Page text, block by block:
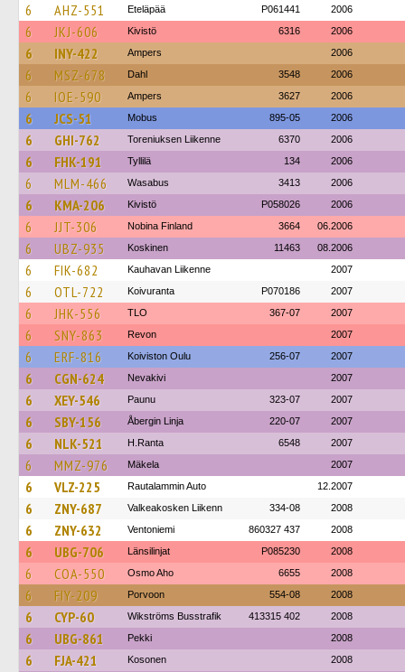
6 AHZ-551 Eteläpää P061441 2006
6 JKJ-606 Kivistö 6316 2006
6 INY-422 Ampers 2006
6 MSZ-678 Dahl 3548 2006
6 IOE-590 Ampers 3627 2006
6 JCS-51 Mobus 895-05 2006
6 GHI-762 Toreniuksen Liikenne 6370 2006
6 FHK-191 Tyllilä 134 2006
6 MLM-466 Wasabus 3413 2006
6 KMA-206 Kivistö P058026 2006
6 JJT-306 Nobina Finland 3664 06.2006
6 UBZ-935 Koskinen 11463 08.2006
6 FIK-682 Kauhavan Liikenne 2007
6 OTL-722 Koivuranta P070186 2007
6 JHK-556 TLO 367-07 2007
6 SNY-863 Revon 2007
6 ERF-816 Koiviston Oulu 256-07 2007
6 CGN-624 Nevakivi 2007
6 XEY-546 Paunu 323-07 2007
6 SBY-156 Åbergin Linja 220-07 2007
6 NLK-521 H.Ranta 6548 2007
6 MMZ-976 Mäkela 2007
6 VLZ-225 Rautalammin Auto 12.2007
6 ZNY-687 Valkeakosken Liikenn 334-08 2008
6 ZNY-632 Ventoniemi 860327 437 2008
6 UBG-706 Länsilinjat P085230 2008
6 COA-550 Osmo Aho 6655 2008
6 FIY-209 Porvoon 554-08 2008
6 CYP-60 Wikströms Busstrafik 413315 402 2008
6 UBG-861 Pekki 2008
6 FJA-421 Kosonen 2008